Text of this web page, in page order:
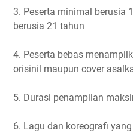
3. Peserta minimal berusia
berusia 21 tahun
4. Peserta bebas
orisinil maupun cover
5. Durasi penampilan
6. Lagu dan koreografi